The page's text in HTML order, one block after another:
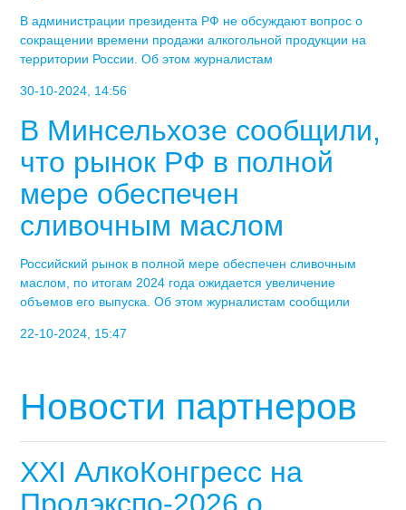
В администрации президента РФ не обсуждают вопрос о
сокращении времени продажи алкогольной продукции на
территории России. Об этом журналистам
30-10-2024, 14:56
В Минсельхозе сообщили,
что рынок РФ в полной
мере обеспечен
сливочным маслом
Российский рынок в полной мере обеспечен сливочным
маслом, по итогам 2024 года ожидается увеличение
объемов его выпуска. Об этом журналистам сообщили
22-10-2024, 15:47
Новости партнеров
XXI АлкоКонгресс на